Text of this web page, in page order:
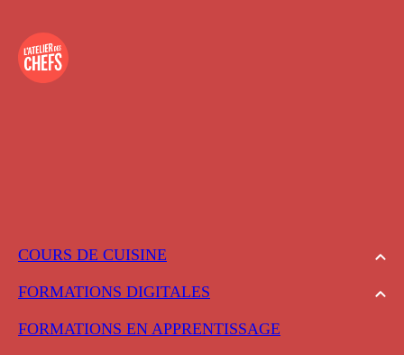
COURS DE CUISINE
FORMATIONS DIGITALES
FORMATIONS EN APPRENTISSAGE